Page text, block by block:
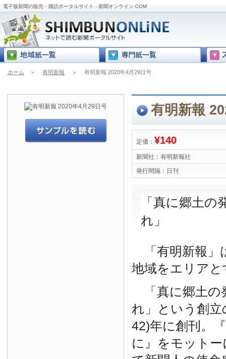
電子版新聞の販売・購読ポータルサイト - 新聞オンライン.COM
ホーム ＞ 有明新報 ＞ 有明新報 2020年4月29日号
有明新報
定価： ¥140
新聞社： 有明新報社
発行間隔： 日刊
「真に郷土の
れ」
「有明新報」
地域をエリア
「真に郷土の
れ」という創
42)年に創刊。
に』をモット